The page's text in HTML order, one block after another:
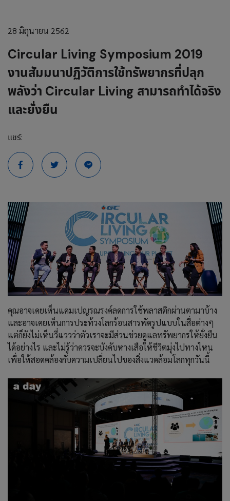
28 มิถุนายน 2562
Circular Living Symposium 2019
งานสัมมนาปฏิวัติการใช้ทรัพยากรที่ปลุก
พลังว่า Circular Living สามารถทำได้จริง
และยั่งยืน
แชร์:
คุณอาจเคยเห็นแคมเปญรณรงค์ลดการใช้พลาสติกผ่านตามาบ้าง
และอาจเคยเห็นการประท้วงโลกร้อนสารพัดรูปแบบในสื่อต่างๆ
แต่ก็ยังไม่เห็นวี่แววว่าตัวเราจะมีส่วนช่วยดูแลทรัพยากรให้ยั่งยืน
ได้อย่างไร และไม่รู้ว่าควรจะบังคับหางเสือให้ชีวิตมุ่งไปทางไหน
เพื่อให้สอดคล้องกับความเปลี่ยนไปของสิ่งแวดล้อมโลกทุกวันนี้